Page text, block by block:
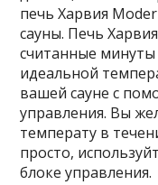
печь Харвия
сауны. Печь
считанные
идеальной
вашей сауне с
управления. Вы
температу в
просто,
блоке управления.